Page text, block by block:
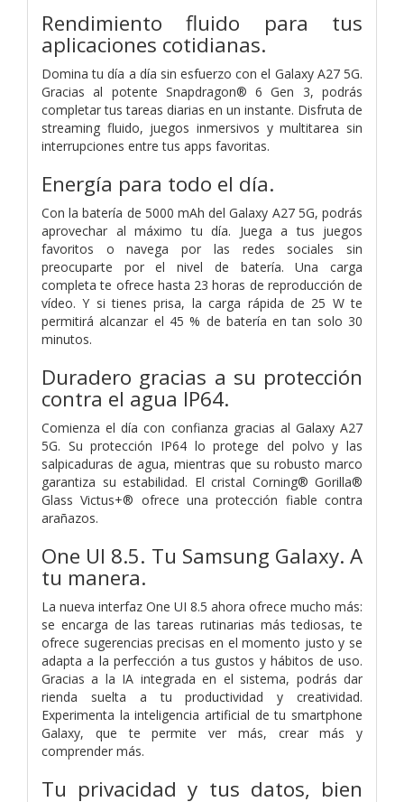
Rendimiento fluido para tus
aplicaciones cotidianas.
Domina tu día a día sin esfuerzo con el Galaxy A27 5G.
Gracias al potente Snapdragon® 6 Gen 3, podrás
completar tus tareas diarias en un instante. Disfruta de
streaming fluido, juegos inmersivos y multitarea sin
interrupciones entre tus apps favoritas.
Energía para todo el día.
Con la batería de 5000 mAh del Galaxy A27 5G, podrás
aprovechar al máximo tu día. Juega a tus juegos
favoritos o navega por las redes sociales sin
preocuparte por el nivel de batería. Una carga
completa te ofrece hasta 23 horas de reproducción de
vídeo. Y si tienes prisa, la carga rápida de 25 W te
permitirá alcanzar el 45 % de batería en tan solo 30
minutos.
Duradero gracias a su protección
contra el agua IP64.
Comienza el día con confianza gracias al Galaxy A27
5G. Su protección IP64 lo protege del polvo y las
salpicaduras de agua, mientras que su robusto marco
garantiza su estabilidad. El cristal Corning® Gorilla®
Glass Victus+® ofrece una protección fiable contra
arañazos.
One UI 8.5. Tu Samsung Galaxy. A
tu manera.
La nueva interfaz One UI 8.5 ahora ofrece mucho más:
se encarga de las tareas rutinarias más tediosas, te
ofrece sugerencias precisas en el momento justo y se
adapta a la perfección a tus gustos y hábitos de uso.
Gracias a la IA integrada en el sistema, podrás dar
rienda suelta a tu productividad y creatividad.
Experimenta la inteligencia artificial de tu smartphone
Galaxy, que te permite ver más, crear más y
comprender más.
Tu privacidad y tus datos, bien